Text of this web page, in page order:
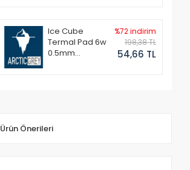
Ice Cube
Termal Pad 6w
0.5mm
%72 indirim
198,38 TL
54,66 TL
Ürün Önerileri